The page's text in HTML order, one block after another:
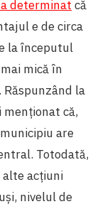
determinat că
e de circa
la începutul
mică în
la
că,
are
Totodată,
acțiuni
nivelul de